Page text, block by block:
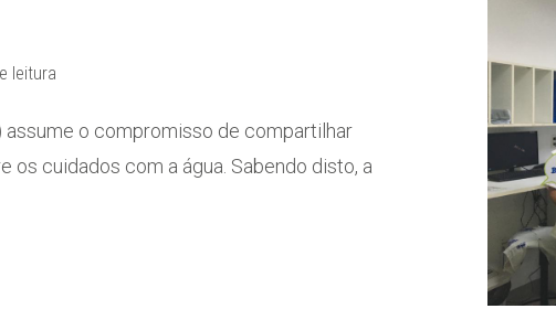
leitura
assume o compromisso de compartilhar
cuidados com a água. Sabendo disto, a